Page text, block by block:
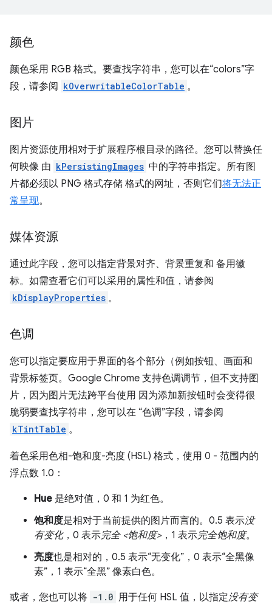
颜色
颜色采用 RGB 格式。要查找字符串，您可以在“colors”字
段，请参阅 kOverwritableColorTable 。
图片
图片资源使用相对于扩展程序根目录的路径。您可以替换任
何映像 由 kPersistingImages 中的字符串指定。所有图
片都必须以 PNG 格式存储 格式的网址，否则它们将无法正
常呈现。
媒体资源
通过此字段，您可以指定背景对齐、背景重复和 备用徽
标。如需查看它们可以采用的属性和值，请参阅
kDisplayProperties 。
色调
您可以指定要应用于界面的各个部分（例如按钮、画面和
背景标签页。Google Chrome 支持色调调节，但不支持图
片，因为图片无法跨平台使用 因为添加新按钮时会变得很
脆弱要查找字符串，您可以在 “色调”字段，请参阅
kTintTable 。
着色采用色相-饱和度-亮度 (HSL) 格式，使用 0 - 范围内的
浮点数 1.0：
Hue 是绝对值，0 和 1 为红色。
饱和度是相对于当前提供的图片而言的。0.5 表示没
有变化，0 表示完全 <饱和度>，1 表示完全饱和度。
亮度也是相对的，0.5 表示“无变化”，0 表示“全黑像
素”，1 表示“全黑” 像素白色。
或者，您也可以将 -1.0 用于任何 HSL 值，以指定没有变